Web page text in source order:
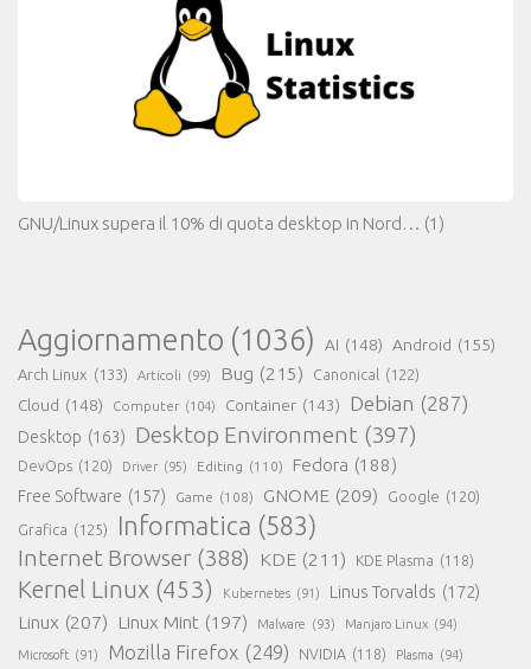
GNU/Linux supera il 10% di quota desktop in Nord… (1)
Aggiornamento (1036) AI (148) Android (155)
Arch Linux (133) Articoli (99) Bug (215) Canonical (122)
Cloud (148) Computer (104) Container (143) Debian (287)
Desktop (163) Desktop Environment (397)
DevOps (120) Driver (95) Editing (110) Fedora (188)
Free Software (157) Game (108) GNOME (209) Google (120)
Grafica (125) Informatica (583)
Internet Browser (388) KDE (211) KDE Plasma (118)
Kernel Linux (453) Kubernetes (91) Linus Torvalds (172)
Linux (207) Linux Mint (197) Malware (93) Manjaro Linux (94)
Microsoft (91) Mozilla Firefox (249) NVIDIA (118) Plasma (94)